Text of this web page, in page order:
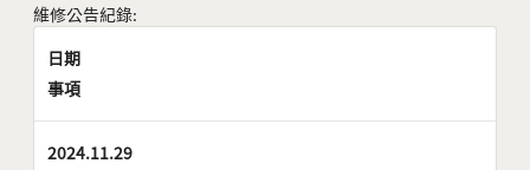
維修公告紀錄:
日期
事項
2024.11.29